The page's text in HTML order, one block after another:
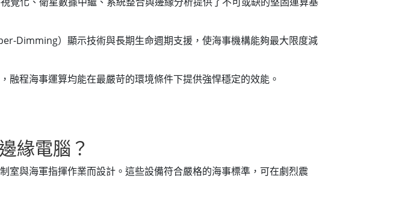
Dimming）顯示技術與長期生命週期支援，使海事機構能夠最大限度減
程海事運算均能在最嚴苛的環境條件下提供強悍穩定的效能。
緣電腦？
室與海軍指揮作業而設計。這些設備符合嚴格的海事標準，可在劇烈震